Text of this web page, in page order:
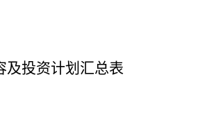
及投资计划汇总表